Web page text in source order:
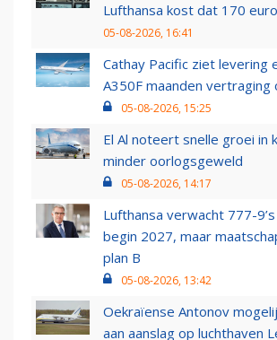
Lufthansa kost dat 170
05-08-2026, 16:41
Cathay Pacific ziet levering
A350F maanden vertraging
05-08-2026, 15:25
El Al noteert snelle groei in
minder oorlogsgeweld
05-08-2026, 14:17
Lufthansa verwacht 777-
begin 2027, maar
plan B
05-08-2026, 13:42
Oekraïense Antonov
aan aanslag op luchthaven